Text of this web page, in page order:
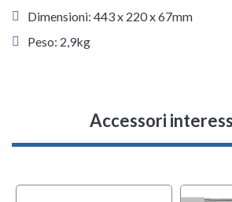
Dimensioni: 443 x 220 x 67mm
Peso: 2,9kg
Accessori